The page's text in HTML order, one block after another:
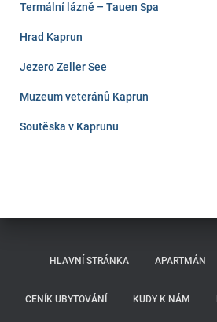
Termální lázně – Tauen Spa
Hrad Kaprun
Jezero Zeller See
Muzeum veteránů Kaprun
Soutěska v Kaprunu
HLAVNÍ STRÁNKA APARTMÁN
CENÍK UBYTOVÁNÍ KUDY K NÁM